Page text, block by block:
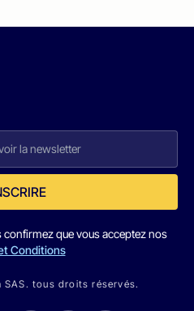
que vous acceptez nos
Conditions
tous droits réservés.